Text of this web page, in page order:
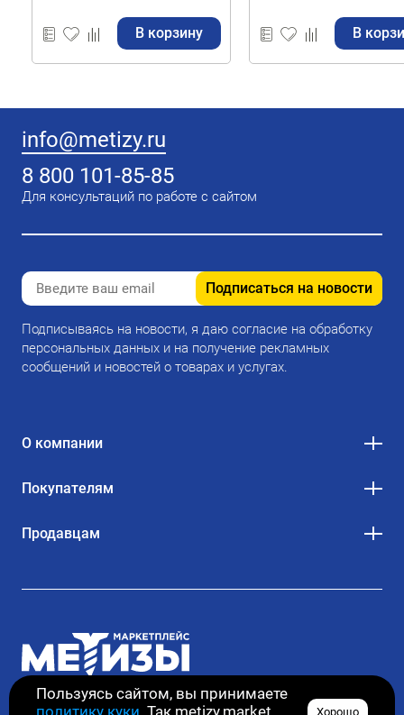
Пользуясь сайтом, вы принимаете
политику куки . Так metizy.market Хорошо
В корзину В
info@metizy.ru
8 800 101-85-85
Для консультаций по работе с сайтом
Подписаться на новости
Подписываясь на новости, я даю согласие на обработку
персональных данных и на получение рекламных
сообщений и новостей о товарах и услугах.
О компании
Покупателям
Продавцам